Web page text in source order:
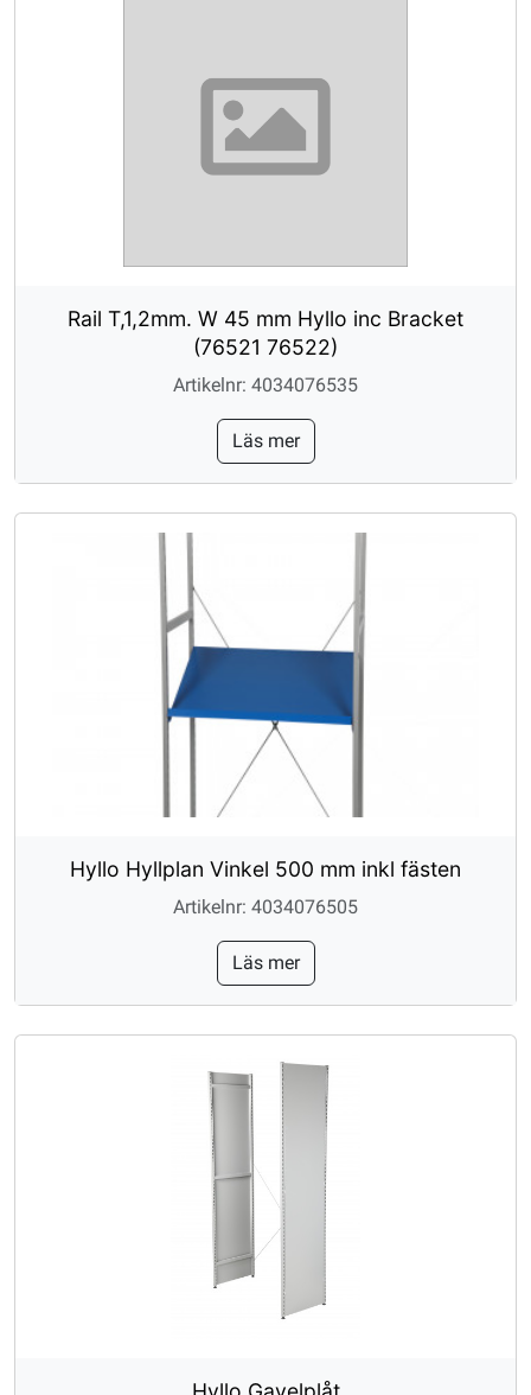
Rail T,1,2mm. W 45 mm Hyllo inc Bracket
(76521 76522)
Artikelnr: 4034076535
Läs mer
Hyllo Hyllplan Vinkel 500 mm inkl fästen
Artikelnr: 4034076505
Läs mer